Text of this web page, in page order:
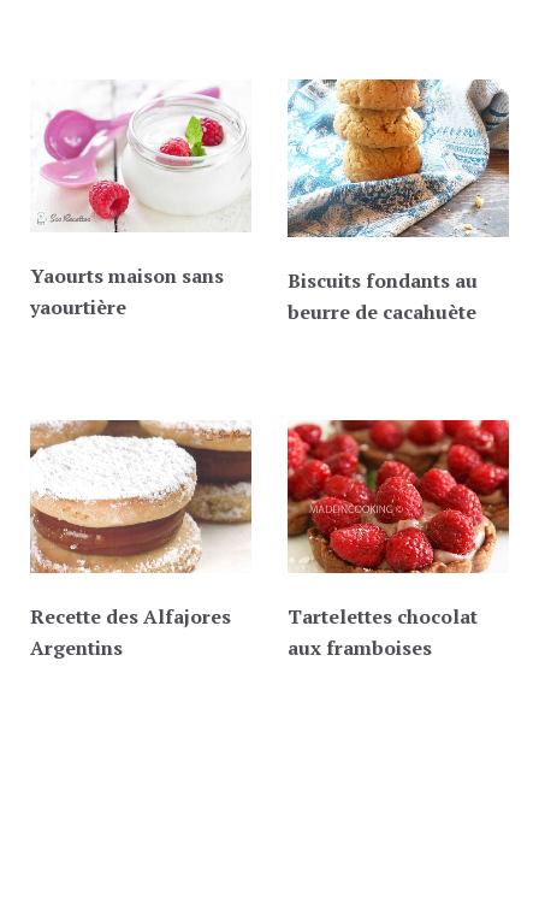
Yaourts maison sans
yaourtière
Biscuits fondants au
beurre de cacahuète
Recette des Alfajores
Argentins
Tartelettes chocolat
aux framboises